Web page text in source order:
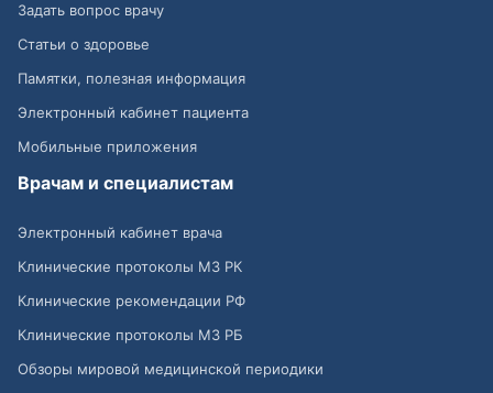
Задать вопрос врачу
Статьи о здоровье
Памятки, полезная информация
Электронный кабинет пациента
Мобильные приложения
Врачам и специалистам
Электронный кабинет врача
Клинические протоколы МЗ РК
Клинические рекомендации РФ
Клинические протоколы МЗ РБ
Обзоры мировой медицинской периодики